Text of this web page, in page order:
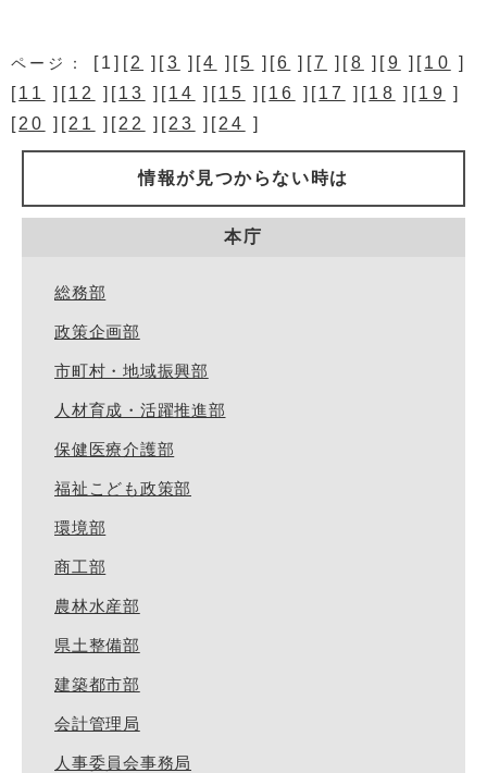
ページ： [1][2 ][3 ][4 ][5 ][6 ][7 ][8 ][9 ][10 ]
[11 ][12 ][13 ][14 ][15 ][16 ][17 ][18 ][19 ]
[20 ][21 ][22 ][23 ][24 ]
情報が見つからない時は
本庁
総務部
政策企画部
市町村・地域振興部
人材育成・活躍推進部
保健医療介護部
福祉こども政策部
環境部
商工部
農林水産部
県土整備部
建築都市部
会計管理局
人事委員会事務局